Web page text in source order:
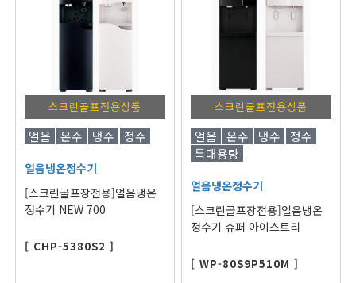
스크린골프전용상품
얼음 온수 냉수 정수
얼음냉온정수기
[스크린골프장전용]얼음냉온
정수기 NEW 700
[ CHP-5380S2 ]
스크린골프전용상품
얼음 온수 냉수
정수
특대용량
얼음냉온정수기
[스크린골프장전용]얼음냉온
정수기 슈퍼 아이스트리
[ WP-80S9P510M ]